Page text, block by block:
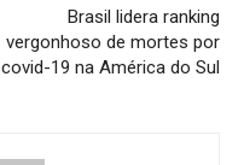
Brasil lidera ranking
vergonhoso de mortes por
covid-19 na América do Sul